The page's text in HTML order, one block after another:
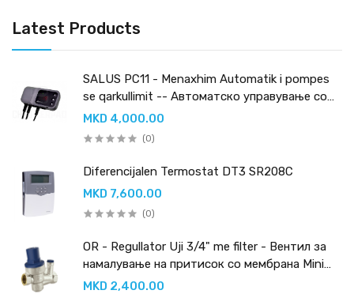
Latest Products
SALUS PC11 - Menaxhim Automatik i pompes
se qarkullimit -- Автоматско управување со
циркулациона пумпа -
MKD 4,000.00
(0)
Diferencijalen Termostat DT3 SR208C
MKD 7,600.00
(0)
OR - Regullator Uji 3/4" me filter - Вентил за
намалување на притисок со мембрана Mini
PN 16 со вграден филтер
MKD 2,400.00